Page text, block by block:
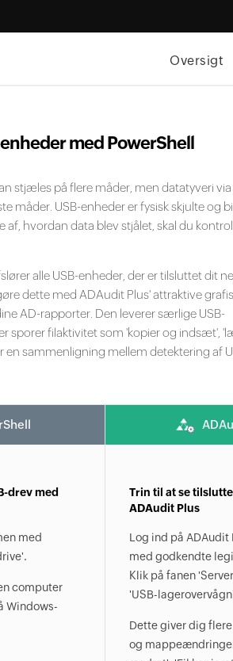
Oversigt
med PowerShell
stjæles på flere måder, men datatyveri via
måder. USB-enheder er fysisk skjulte og
af, hvordan data blev stjålet, skal du
alle USB-enheder, der er tilsluttet dit
dette med ADAudit Plus' attraktive
AD-rapporter. Den leverer særlige USB-
sporer filaktivitet som 'kopier og indsæt',
en sammenligning mellem detektering af
drev med
med
computer
Windows-
Trin til at se
ADAudit Plus
Log ind på
med godkendte
Klik på fanen
'USB-
Dette giver dig
og